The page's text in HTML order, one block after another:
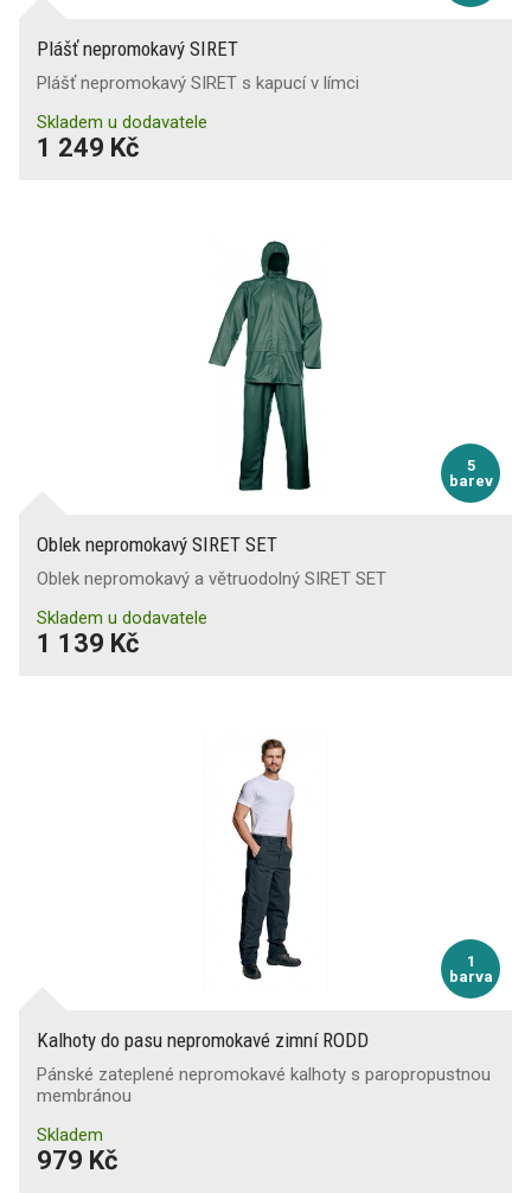
Plášť nepromokavý SIRET
Plášť nepromokavý SIRET s kapucí v límci
Skladem u dodavatele
1 249 Kč
5
barev
Oblek nepromokavý SIRET SET
Oblek nepromokavý a větruodolný SIRET SET
Skladem u dodavatele
1 139 Kč
1
barva
Kalhoty do pasu nepromokavé zimní RODD
Pánské zateplené nepromokavé kalhoty s paropropustnou
membránou
Skladem
979 Kč